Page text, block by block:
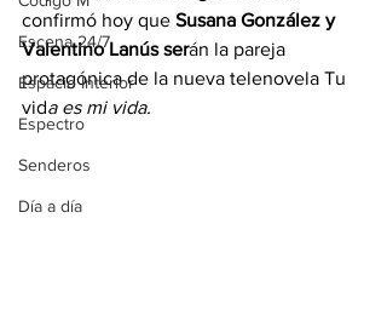
Escena 24/7
Espacio Interior
Espectro
Senderos
Día a día
confirmó hoy que Susana González y
Valentino Lanús serán la pareja
protagónica de la nueva telenovela Tu
vida es mi vida.